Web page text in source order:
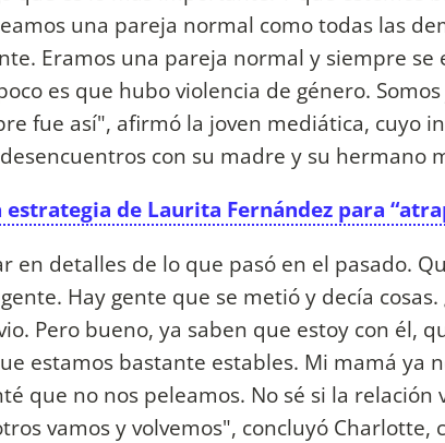
una pareja normal como todas las
Eramos una pareja normal y siempre
es que hubo violencia de género.
fue así", afirmó la joven mediática, cuyo
con su madre y su hermano
estrategia de Laurita Fernández para
en detalles de lo que pasó en el pasado.
Hay gente que se metió y decía
Pero bueno, ya saben que estoy con él,
estamos bastante estables. Mi mamá ya
que no nos peleamos. No sé si la relación
vamos y volvemos", concluyó Charlotte,